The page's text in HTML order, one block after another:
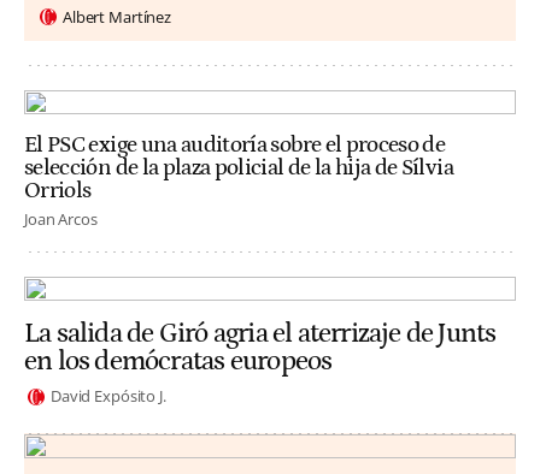
Albert Martínez
El PSC exige una auditoría sobre el proceso de
selección de la plaza policial de la hija de Sílvia
Orriols
Joan Arcos
La salida de Giró agria el aterrizaje de Junts
en los demócratas europeos
David Expósito J.